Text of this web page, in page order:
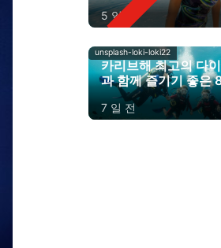
5 일 전
unsplash-loki-loki22
카리브해 최고의 다
과 함께 즐기기 좋은
7 일 전